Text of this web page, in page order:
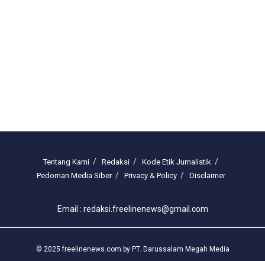
Tentang Kami Redaksi
Kode Etik Jurnalistik
Pedoman Media Siber
Privacy & Policy Disclaimer
Email : redaksi.freelinenews@gmail.com
© 2025 freelinenews.com by PT. Darussalam Megah Media